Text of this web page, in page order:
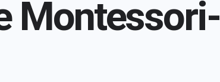
Montessori-